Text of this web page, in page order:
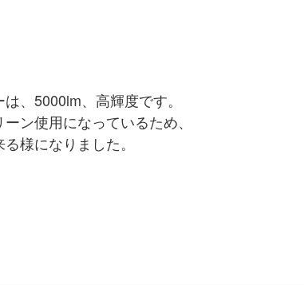
、5000lm、高輝度です。
ン使用になっているため、
様になりました。